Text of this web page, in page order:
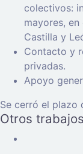
colectivos:
mayores,
Castilla y
Contacto y
privadas.
Apoyo
Se cerró el plazo
Otros